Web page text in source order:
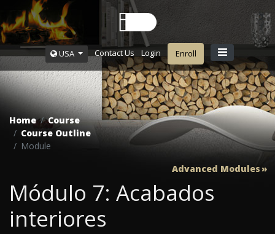
USA Contact Us Login Enroll
Home
Course
Course Outline
Module
Advanced Modules
Módulo 7: Acabados
interiores